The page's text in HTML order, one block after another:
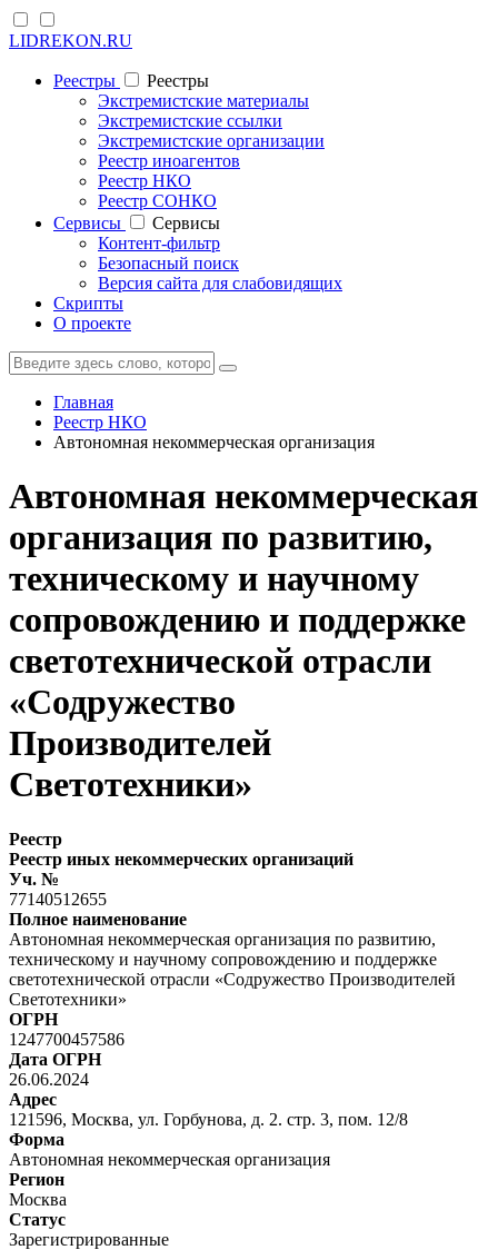
LIDREKON.RU
Реестры
Реестры
Экстремистские материалы
Экстремистские ссылки
Экстремистские организации
Реестр иноагентов
Реестр НКО
Реестр СОНКО
Cервисы
Cервисы
Контент-фильтр
Безопасный поиск
Версия сайта для слабовидящих
Скрипты
О проекте
Главная
Реестр НКО
Автономная некоммерческая организация
Автономная некоммерческая
организация по развитию,
техническому и научному
сопровождению и поддержке
светотехнической отрасли
«Содружество
Производителей
Светотехники»
Реестр
Реестр иных некоммерческих организаций
Уч. №
77140512655
Полное наименование
Автономная некоммерческая организация по развитию,
техническому и научному сопровождению и поддержке
светотехнической отрасли «Содружество Производителей
Светотехники»
ОГРН
1247700457586
Дата ОГРН
26.06.2024
Адрес
121596, Москва, ул. Горбунова, д. 2. стр. 3, пом. 12/8
Форма
Автономная некоммерческая организация
Регион
Москва
Статус
Зарегистрированные